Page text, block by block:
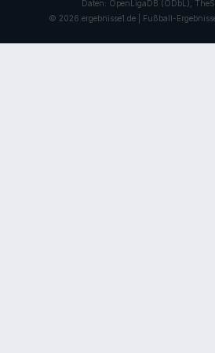
Daten: OpenLigaDB (ODbL),
© 2026 ergebnisse1.de | Fußball-